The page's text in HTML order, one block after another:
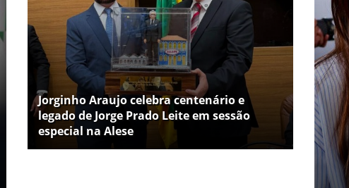
Jorginho Araujo celebra centenário e
legado de Jorge Prado Leite em sessão
especial na Alese